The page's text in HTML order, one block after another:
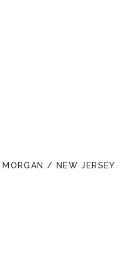
MORGAN / NEW JERSEY